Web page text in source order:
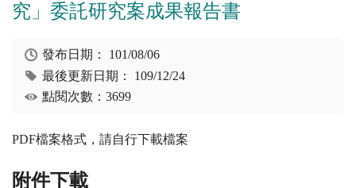
究」委託研究案成果報告書
發布日期： 101/08/06
最後更新日期： 109/12/24
點閱次數：3699
PDF檔案格式，請自行下載檔案
附件下載